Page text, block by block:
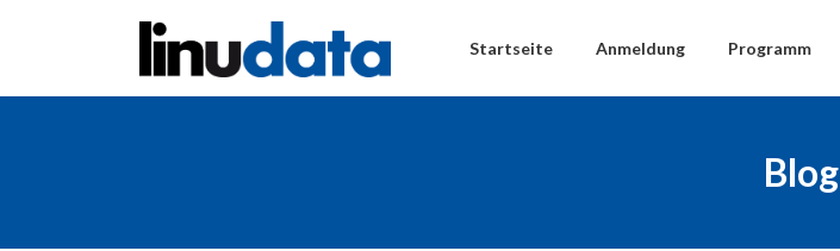
Startseite Anmeldung Programm
Blog